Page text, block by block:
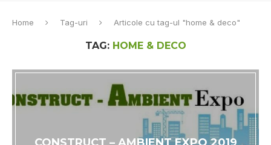
Home Tag-uri Articole cu tag-ul "home & deco"
TAG: HOME & DECO